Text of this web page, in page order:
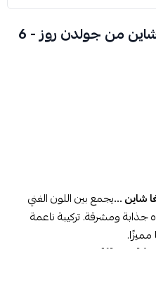
أحمر شفاه سائل 3D ميغا شاين من جولدن روز - 6
يجمع بين اللون الغني
جذابة ومشرقة. تركيبة ناعمة
سائل